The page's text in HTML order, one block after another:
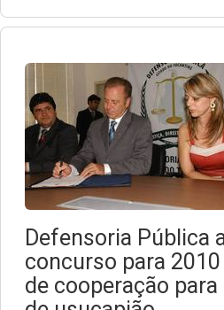
Defensoria Pública
concurso para
de cooperação